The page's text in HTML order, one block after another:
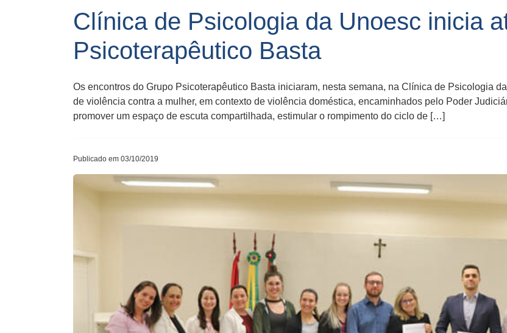
Clínica de Psicologia da Unoesc inicia
Psicoterapêutico Basta
Os encontros do Grupo Psicoterapêutico Basta iniciaram, nesta semana, na Clínica de Psicologia
de violência contra a mulher, em contexto de violência doméstica, encaminhados pelo Poder
promover um espaço de escuta compartilhada, estimular o rompimento do ciclo de […]
Publicado em 03/10/2019